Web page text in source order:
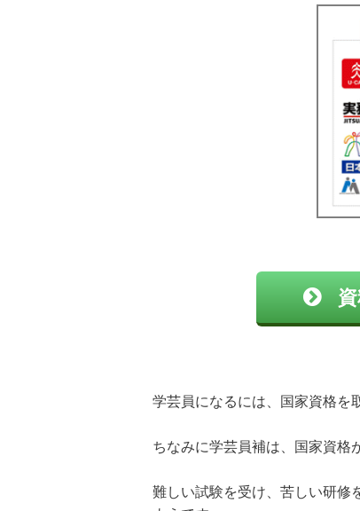
学芸員になるには、国家資格を
ちなみに学芸員補は、国家資格
難しい試験を受け、苦しい研